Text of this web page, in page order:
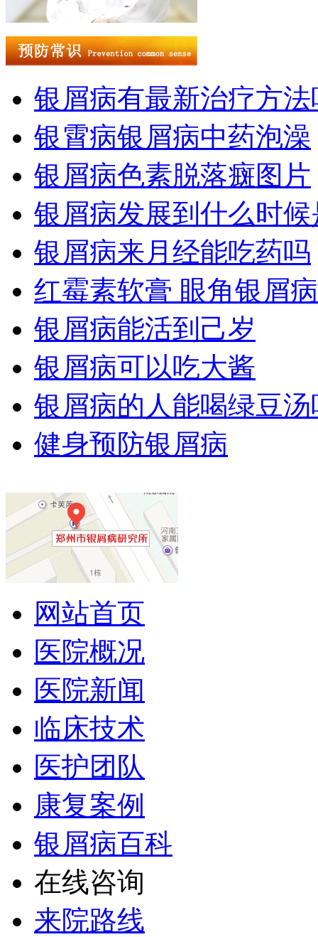
银屑病有最新治疗方法
银霄病银屑病中药泡澡
银屑病色素脱落癍图片
银屑病发展到什么时
银屑病来月经能吃药吗
红霉素软膏 眼角银屑病
银屑病能活到己岁
银屑病可以吃大酱
银屑病的人能喝绿豆汤
健身预防银屑病
网站首页
医院概况
医院新闻
临床技术
医护团队
康复案例
银屑病百科
在线咨询
来院路线